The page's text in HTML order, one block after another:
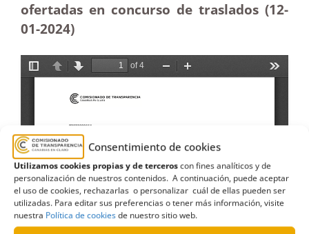
Consentimiento de cookies
Utilizamos cookies propias y de terceroscon fines analíticos y de
personalización de nuestros contenidos. A continuación, puede aceptar
el uso de cookies, rechazarlas o personalizar cuál de ellas pueden ser
utilizadas. Para editar sus preferencias o tener más información, visite
nuestra Política de cookiesde nuestro sitio web.
ofertadas en concurso de traslados (12-
01-2024)